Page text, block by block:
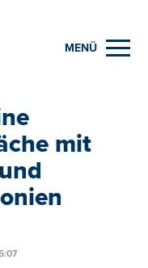
MENÜ
mit